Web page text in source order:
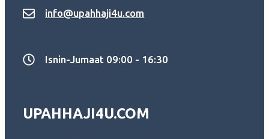
info@upahhaji4u.com
Isnin-Jumaat 09:00 - 16:30
UPAHHAJI4U.COM